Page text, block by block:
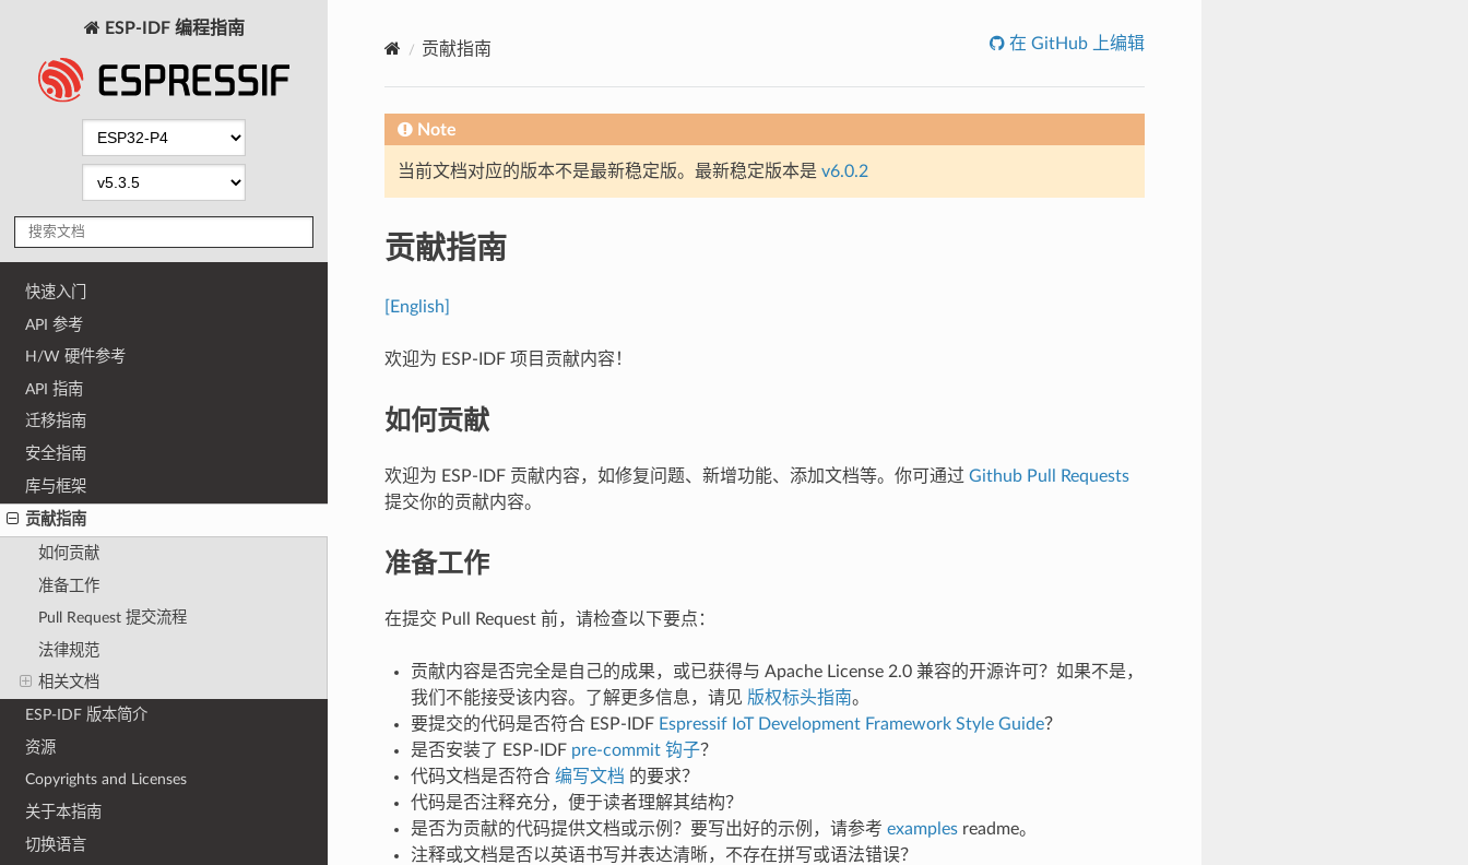
ESP-IDF 编程指南
快速入门
API 参考
H/W 硬件参考
API 指南
迁移指南
安全指南
库与框架
贡献指南
如何贡献
准备工作
Pull Request 提交流程
法律规范
相关文档
ESP-IDF 版本简介
资源
Copyrights and Licenses
关于本指南
切换语言
贡献指南 在 GitHub 上编辑
Note
当前文档对应的版本不是最新稳定版。最新稳定版本是 v6.0.2
贡献指南
[English]
欢迎为 ESP-IDF 项目贡献内容！
如何贡献
欢迎为 ESP-IDF 贡献内容，如修复问题、新增功能、添加文档等。你可通过 Github Pull Requests
提交你的贡献内容。
准备工作
在提交 Pull Request 前，请检查以下要点：
贡献内容是否完全是自己的成果，或已获得与 Apache License 2.0 兼容的开源许可？如果不是，
我们不能接受该内容。了解更多信息，请见 版权标头指南。
要提交的代码是否符合 ESP-IDF Espressif IoT Development Framework Style Guide？
是否安装了 ESP-IDF pre-commit 钩子？
代码文档是否符合 编写文档 的要求？
代码是否注释充分，便于读者理解其结构？
是否为贡献的代码提供文档或示例？要写出好的示例，请参考 examplesreadme。
注释或文档是否以英语书写并表达清晰，不存在拼写或语法错误？